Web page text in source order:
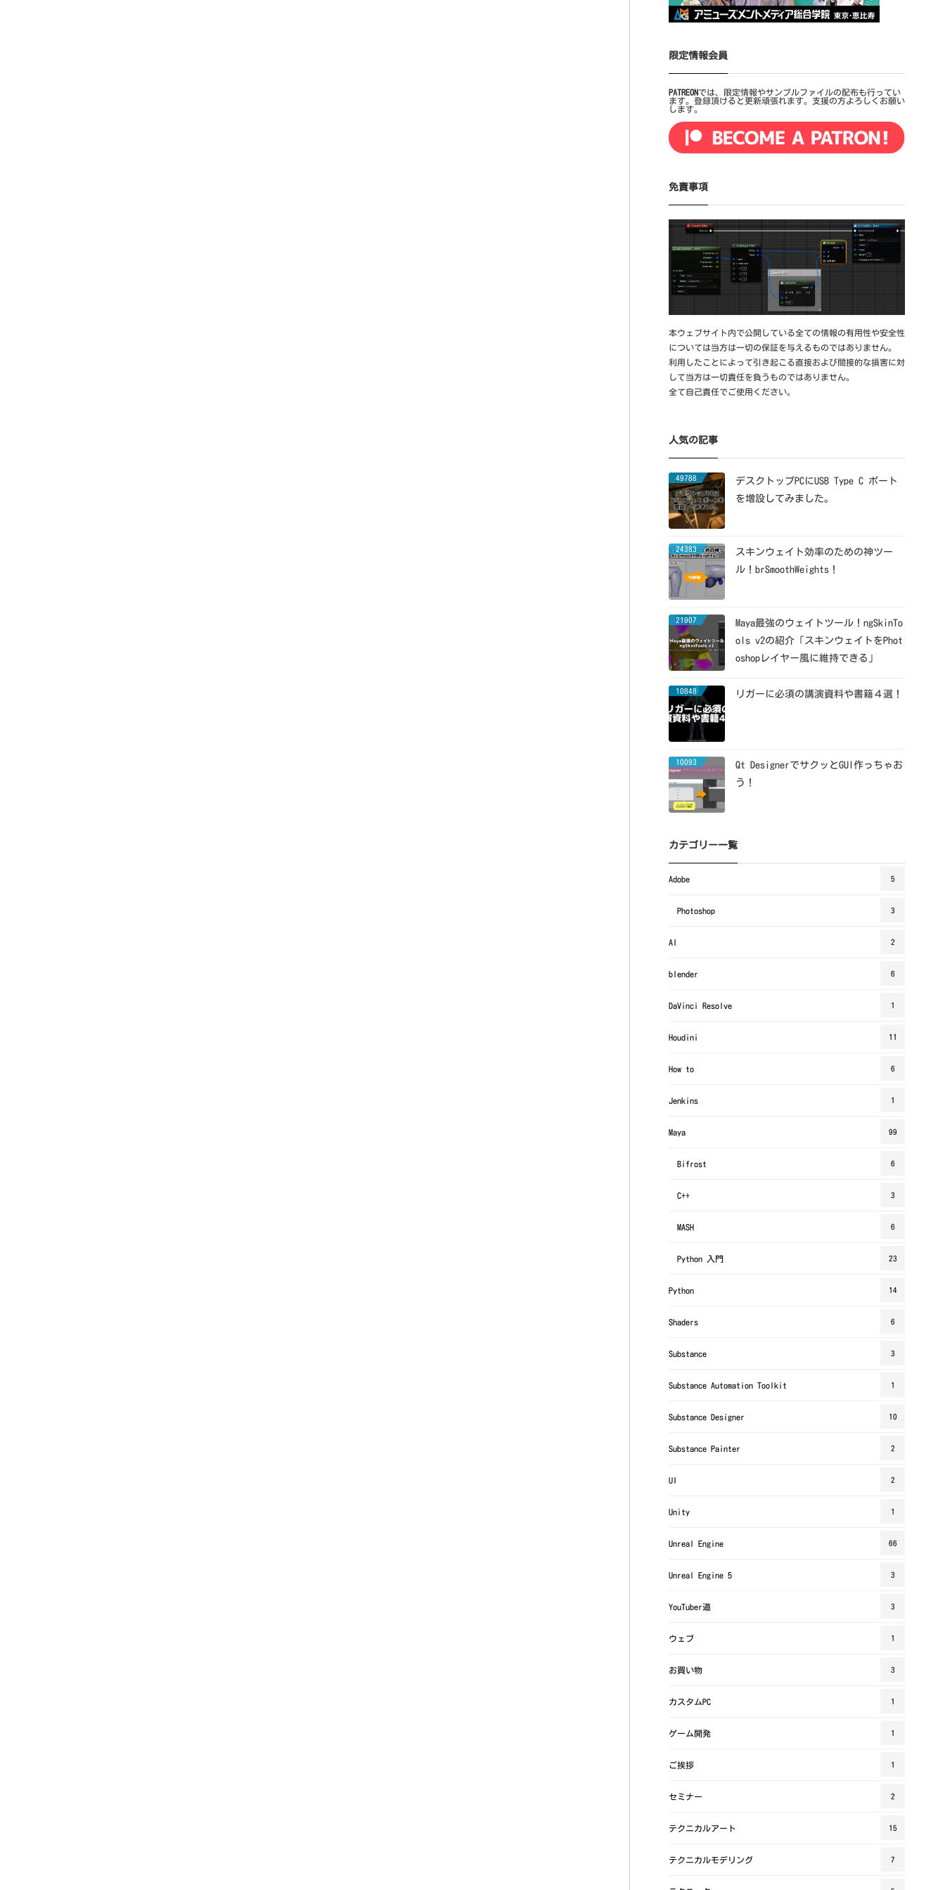
限定情報会員
PATREONでは、限定情報やサンプルファイルの配布も行ってい
ます。登録頂けると更新頑張れます。支援の方よろしくお願い
します。
免責事項
本ウェブサイト内で公開している全ての情報の有用性や安全性
については当方は一切の保証を与えるものではありません。
利用したことによって引き起こる直接および間接的な損害に対
して当方は一切責任を負うものではありません。
全て自己責任でご使用ください。
人気の記事
49788
デスクトップPCにUSB Type C ポート
を増設してみました。
24383
スキンウェイト効率のための神ツー
ル！brSmoothWeights！
21907
Maya最強のウェイトツール！ngSkinTo
ols v2の紹介「スキンウェイトをPhot
oshopレイヤー風に維持できる」
10848 リガーに必須の講演資料や書籍４選！
10093
Qt DesignerでサクッとGUI作っちゃお
う！
カテゴリー一覧
Adobe 5
Photoshop 3
AI 2
blender 6
DaVinci Resolve 1
Houdini 11
How to 6
Jenkins 1
Maya 99
Bifrost 6
C++ 3
MASH 6
Python 入門 23
Python 14
Shaders 6
Substance 3
Substance Automation Toolkit 1
Substance Designer 10
Substance Painter 2
UI 2
Unity 1
Unreal Engine 66
Unreal Engine 5 3
YouTuber道 3
ウェブ 1
お買い物 3
カスタムPC 1
ゲーム開発 1
ご挨拶 1
セミナー 2
テクニカルアート 15
テクニカルモデリング 7